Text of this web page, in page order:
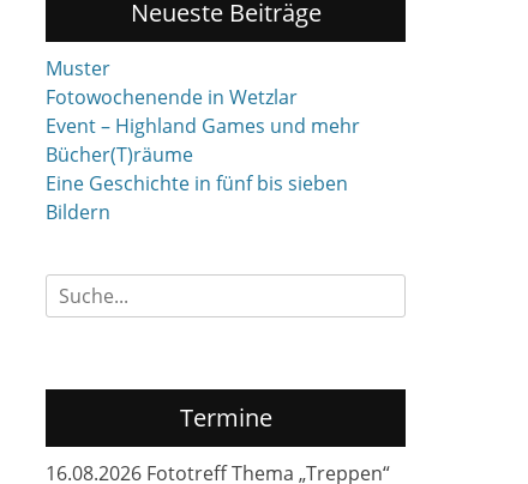
Neueste Beiträge
Muster
Fotowochenende in Wetzlar
Event – Highland Games und mehr
Bücher(T)räume
Eine Geschichte in fünf bis sieben
Bildern
Suchen
nach:
Termine
16.08.2026 Fototreff Thema „Treppen“